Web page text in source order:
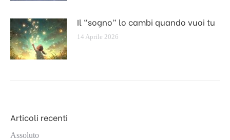
Il “sogno” lo cambi quando vuoi tu
14 Aprile 2026
Articoli recenti
Assoluto